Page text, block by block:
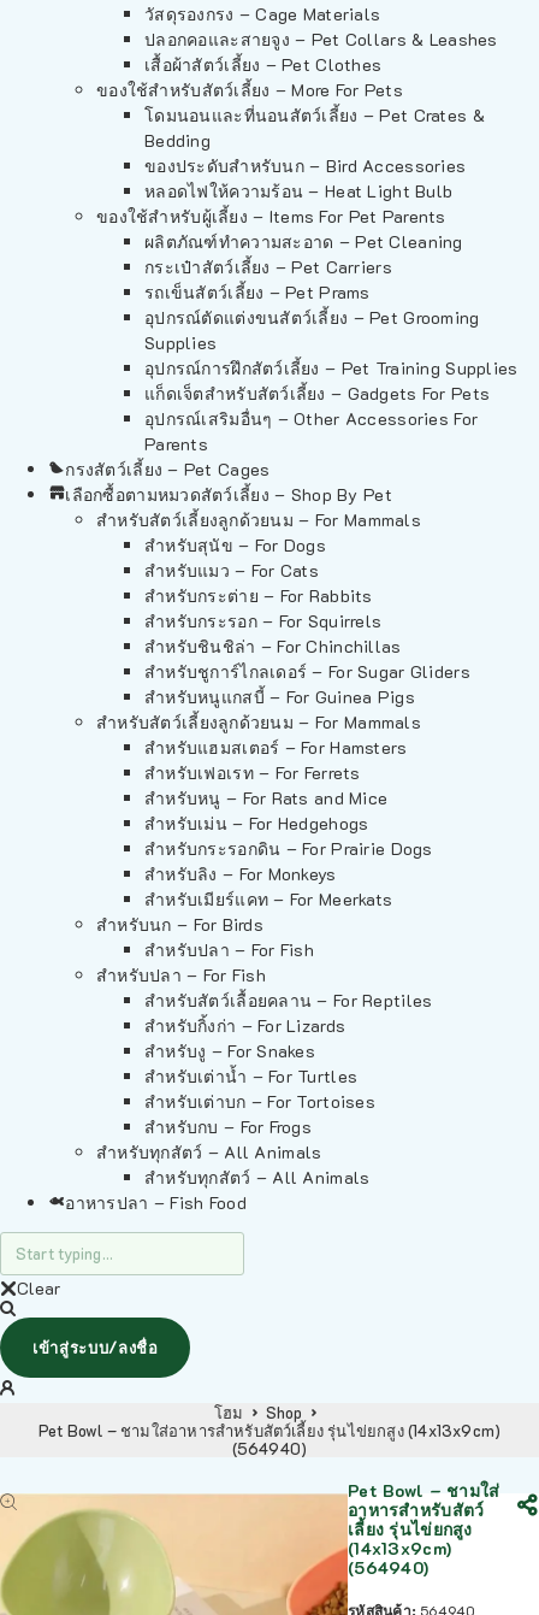
วัสดุรองกรง – Cage Materials
ปลอกคอและสายจูง – Pet Collars & Leashes
เสื้อผ้าสัตว์เลี้ยง – Pet Clothes
ของใช้สำหรับสัตว์เลี้ยง – More For Pets
โดมนอนและที่นอนสัตว์เลี้ยง – Pet Crates &
Bedding
ของประดับสำหรับนก – Bird Accessories
หลอดไฟให้ความร้อน – Heat Light Bulb
ของใช้สำหรับผู้เลี้ยง – Items For Pet Parents
ผลิตภัณฑ์ทำความสะอาด – Pet Cleaning
กระเป๋าสัตว์เลี้ยง – Pet Carriers
รถเข็นสัตว์เลี้ยง – Pet Prams
อุปกรณ์ตัดแต่งขนสัตว์เลี้ยง – Pet Grooming
Supplies
อุปกรณ์การฝึกสัตว์เลี้ยง – Pet Training Supplies
แก็ดเจ็ตสำหรับสัตว์เลี้ยง – Gadgets For Pets
อุปกรณ์เสริมอื่นๆ – Other Accessories For
Parents
กรงสัตว์เลี้ยง – Pet Cages
เลือกซื้อตามหมวดสัตว์เลี้ยง – Shop By Pet
สำหรับสัตว์เลี้ยงลูกด้วยนม – For Mammals
สำหรับสุนัข – For Dogs
สำหรับแมว – For Cats
สำหรับกระต่าย – For Rabbits
สำหรับกระรอก – For Squirrels
สำหรับชินชิล่า – For Chinchillas
สำหรับชูการ์ไกลเดอร์ – For Sugar Gliders
สำหรับหนูแกสบี้ – For Guinea Pigs
สำหรับสัตว์เลี้ยงลูกด้วยนม – For Mammals
สำหรับแฮมสเตอร์ – For Hamsters
สำหรับเฟอเรท – For Ferrets
สำหรับหนู – For Rats and Mice
สำหรับเม่น – For Hedgehogs
สำหรับกระรอกดิน – For Prairie Dogs
สำหรับลิง – For Monkeys
สำหรับเมียร์แคท – For Meerkats
สำหรับนก – For Birds
สำหรับปลา – For Fish
สำหรับปลา – For Fish
สำหรับสัตว์เลื้อยคลาน – For Reptiles
สำหรับกิ้งก่า – For Lizards
สำหรับงู – For Snakes
สำหรับเต่าน้ำ – For Turtles
สำหรับเต่าบก – For Tortoises
สำหรับกบ – For Frogs
สำหรับทุกสัตว์ – All Animals
สำหรับทุกสัตว์ – All Animals
อาหารปลา – Fish Food
Clear
เข้าสู่ระบบ/ลงชื่อ
โฮม
Shop
Pet Bowl – ชามใส่อาหารสำหรับสัตว์เลี้ยง รุ่นไข่ยกสูง (14x13x9cm)
(564940)
Pet Bowl – ชามใส่
อาหารสำหรับสัตว์
เลี้ยง รุ่นไข่ยกสูง
(14x13x9cm)
(564940)
รหัสสินค้า: 564940